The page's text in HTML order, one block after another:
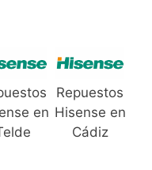
en
Repuestos
Hisense en
Cádiz